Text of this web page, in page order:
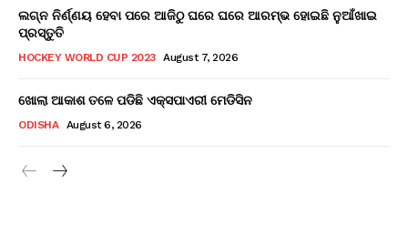
ଲଗ୍ନ ନିର୍ଣ୍ଣୟ ହେବା ପରେ ଆଜିଠୁ ଘରେ ଘରେ ଆରମ୍ଭ ହୋଇଛି ନୁଆଁଖାଇ
ପ୍ରସ୍ତୁତି
HOCKEY WORLD CUP 2023 August 7, 2026
ଖୋଲା ଆକାଶ ତଳେ ପଡିଛି ଏକ୍ସପାଏରୀ ମେଡିସିନ
ODISHA August 6, 2026